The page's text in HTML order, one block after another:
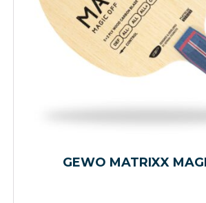
GEWO MATRIXX